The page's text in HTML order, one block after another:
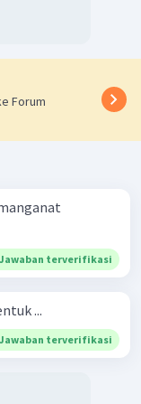
Forum
Jawaban terverifikasi
...
Jawaban terverifikasi